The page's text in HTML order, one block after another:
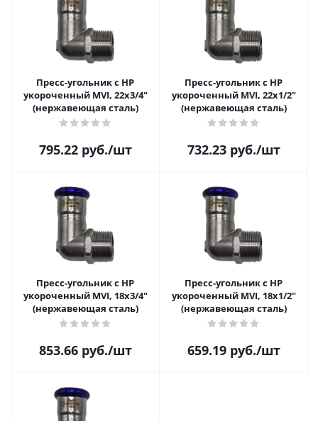
Пресс-угольник с НР
укороченный MVI, 22х3/4"
(нержавеющая сталь)
795.22руб./шт
Пресс-угольник с НР
укороченный MVI, 22х1/2"
(нержавеющая сталь)
732.23руб./шт
Пресс-угольник с НР
укороченный MVI, 18х3/4"
(нержавеющая сталь)
853.66руб./шт
Пресс-угольник с НР
укороченный MVI, 18х1/2"
(нержавеющая сталь)
659.19руб./шт